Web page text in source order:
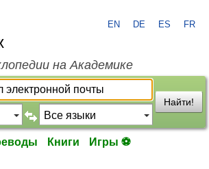
EN DE ES FR
на Академике
Найти!
Книги Игры ⚽